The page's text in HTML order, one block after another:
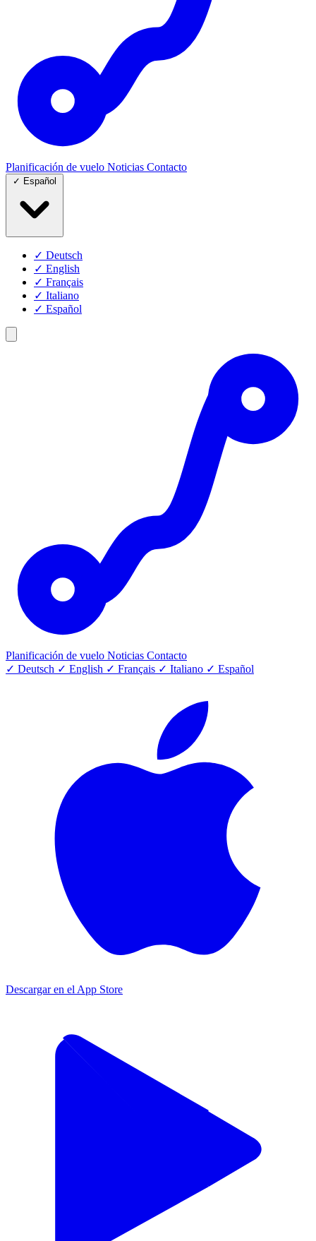
Planificación de vuelo Noticias Contacto
✓ Español
✓ Deutsch
✓ English
✓ Français
✓ Italiano
✓ Español
Planificación de vuelo Noticias Contacto
✓ Deutsch ✓ English ✓ Français ✓ Italiano ✓ Español
Descargar en el App Store